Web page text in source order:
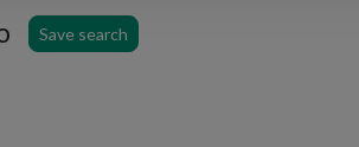
Save search